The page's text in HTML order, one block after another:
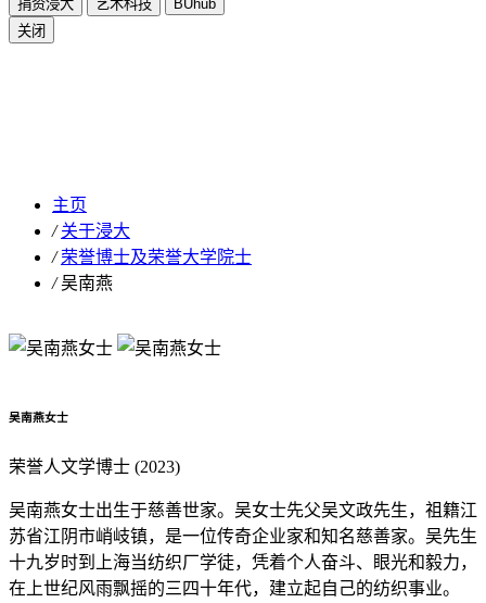
捐资浸大 艺术科技
BUhub
关闭
主页
/ 关于浸大
/ 荣誉博士及荣誉大学院士
/ 吴南燕
吴南燕女士
荣誉人文学博士 (2023)
吴南燕女士出生于慈善世家。吴女士先父吴文政先生，祖籍江
苏省江阴市峭岐镇，是一位传奇企业家和知名慈善家。吴先生
十九岁时到上海当纺织厂学徒，凭着个人奋斗、眼光和毅力，
在上世纪风雨飘摇的三四十年代，建立起自己的纺织事业。